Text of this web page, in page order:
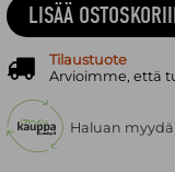
LISÄÄ
Tilaustuote
Arvioimme, että
Haluan